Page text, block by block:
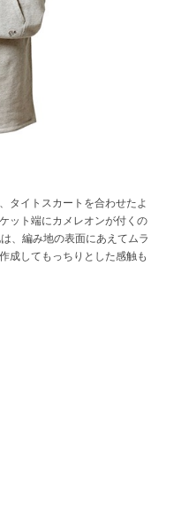
タイトスカートを合わせたよ
ット端にカメレオンが付くの
、編み地の表面にあえてムラ
成してもっちりとした感触も